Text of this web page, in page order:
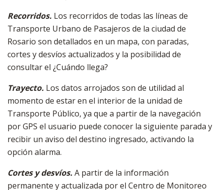
Recorridos. Los recorridos de todas las líneas de
Transporte Urbano de Pasajeros de la ciudad de
Rosario son detallados en un mapa, con paradas,
cortes y desvíos actualizados y la posibilidad de
consultar el ¿Cuándo llega?
Trayecto. Los datos arrojados son de utilidad al
momento de estar en el interior de la unidad de
Transporte Público, ya que a partir de la navegación
por GPS el usuario puede conocer la siguiente parada y
recibir un aviso del destino ingresado, activando la
opción alarma.
Cortes y desvíos. A partir de la información
permanente y actualizada por el Centro de Monitoreo